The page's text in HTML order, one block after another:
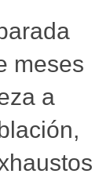
meses
a